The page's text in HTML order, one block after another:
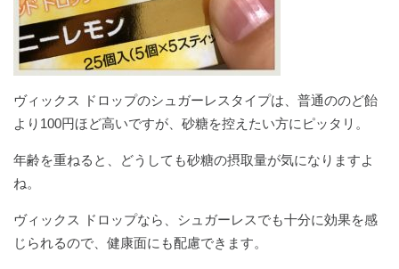
ヴィックス ドロップのシュガーレスタイプは、普通ののど飴
より100円ほど高いですが、砂糖を控えたい方にピッタリ。
年齢を重ねると、どうしても砂糖の摂取量が気になりますよ
ね。
ヴィックス ドロップなら、シュガーレスでも十分に効果を感
じられるので、健康面にも配慮できます。